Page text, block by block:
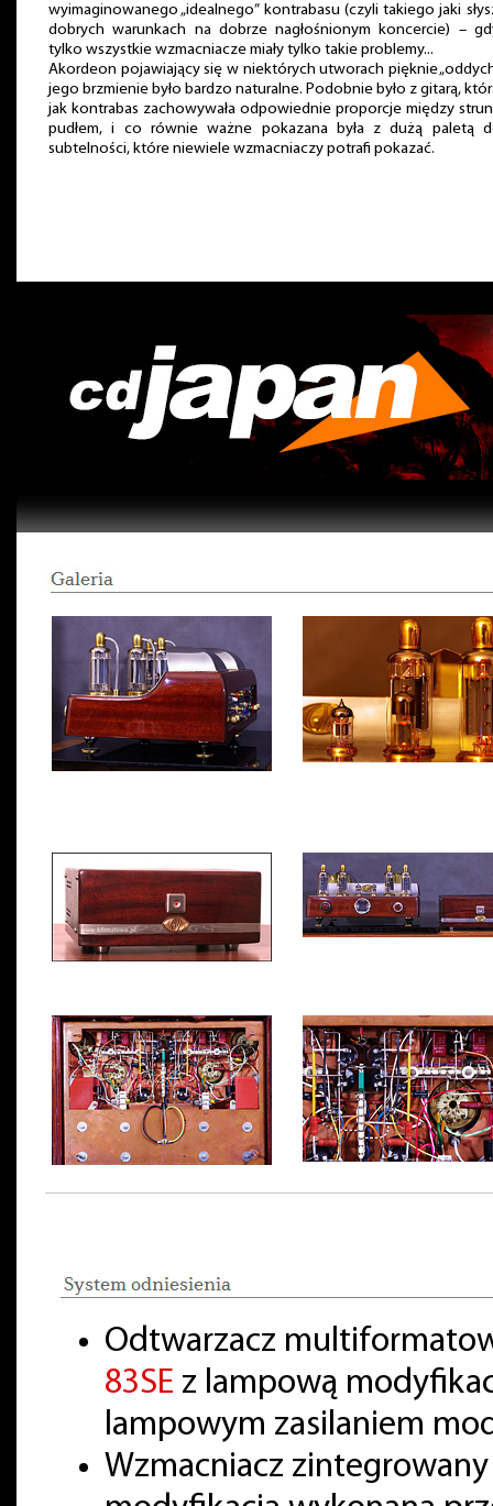
wyimaginowanego „idealnego” kontrabasu (czyli takiego jaki
dobrych warunkach na dobrze nagłośnionym koncercie) –
tylko wszystkie wzmacniacze miały tylko takie problemy...
Akordeon pojawiający się w niektórych utworach pięknie
jego brzmienie było bardzo naturalne. Podobnie było z gitarą,
jak kontrabas zachowywała odpowiednie proporcje między
pudłem, i co równie ważne pokazana była z dużą paletą
subtelności, które niewiele wzmacniaczy potrafi pokazać.
Odtwarzacz
83SE z lampową
lampowym zasilaniem
Wzmacniacz